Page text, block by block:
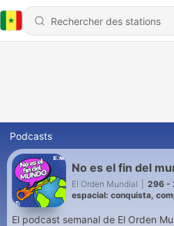
Podcasts
No es el fin del
El Orden Mundial
296 -
espacial: conquista,
El podcast semanal de El Orden